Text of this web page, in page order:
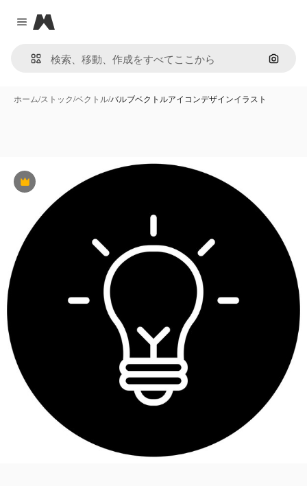
Close menu
Magnific
画像で
ホーム/ストック/ベクトル/バルブベクトルアイコンデザインイラスト
Premium